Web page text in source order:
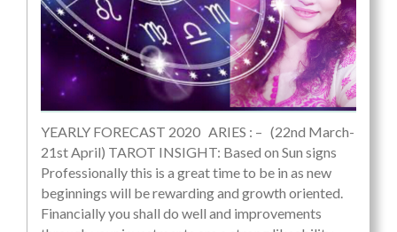
YEARLY FORECAST 2020 ARIES : – (22nd March-
21st April) TAROT INSIGHT: Based on Sun signs
Professionally this is a great time to be in as new
beginnings will be rewarding and growth oriented.
Financially you shall do well and improvements